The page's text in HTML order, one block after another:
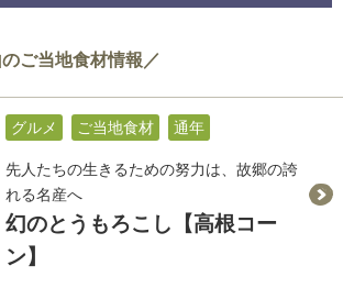
ご当地食材情報／
グルメ ご当地食材 通年
先人たちの生きるための努力は、故郷の誇
れる名産へ
幻のとうもろこし【高根コー
ン】